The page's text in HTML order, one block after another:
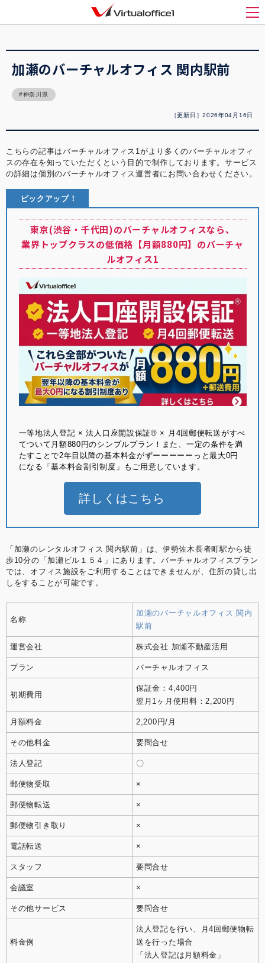
メ
バーチャルオフィス1(Virtualoffice1)
加瀬のバーチャル
加瀬のバーチャルオフィス 関内駅前
神奈川県
［更新日］2026年04月16日
こちらの記事はバーチャルオフィス1がより多くのバーチャルオフィ
スの存在を知っていただくという目的で制作しております。サービス
の詳細は個別のバーチャルオフィス運営者にお問い合わせください。
ピックアップ！
東京(渋谷・千代田)のバーチャルオフィスなら、
業界トップクラスの低価格【月額880円】のバーチャ
ルオフィス1
⼀等地法⼈登記 × 法⼈⼝座開設保証® × ⽉4回郵便転送がすべ
てついて月額880円のシンプルプラン！また、一定の条件を満
たすことで2年目以降の基本料金がずーーーーーっと最大0円
になる「基本料金割引制度」もご用意しています。
詳しくはこちら
「加瀬のレンタルオフィス 関内駅前」は、伊勢佐木長者町駅から徒
歩10分の「加瀬ビル１５４」にあります。バーチャルオフィスプラン
では、オフィス施設をご利用することはできませんが、住所の貸し出
しをすることが可能です。
名称
加瀬のバーチャルオフィス 関内
駅前
運営会社 株式会社 加瀬不動産活用
プラン バーチャルオフィス
初期費用
保証金：4,400円
翌月1ヶ月使用料：2,200円
月額料金 2,200円/月
その他料金 要問合せ
法人登記 〇
郵便物受取 ×
郵便物転送 ×
郵便物引き取り ×
電話転送 ×
スタッフ 要問合せ
会議室 ×
その他サービス 要問合せ
料金例
法人登記を行い、月4回郵便物転
送を行った場合
「法人登記は月額料金」